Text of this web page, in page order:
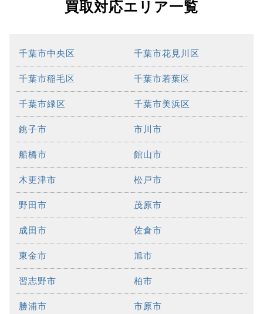
買取対応エリア一覧
千葉市中央区 千葉市花見川区
千葉市稲毛区 千葉市若葉区
千葉市緑区 千葉市美浜区
銚子市 市川市
船橋市 館山市
木更津市 松戸市
野田市 茂原市
成田市 佐倉市
東金市 旭市
習志野市 柏市
勝浦市 市原市